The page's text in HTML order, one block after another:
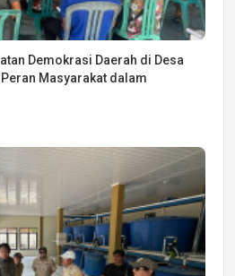
Demokrasi Daerah di Desa
Masyarakat dalam